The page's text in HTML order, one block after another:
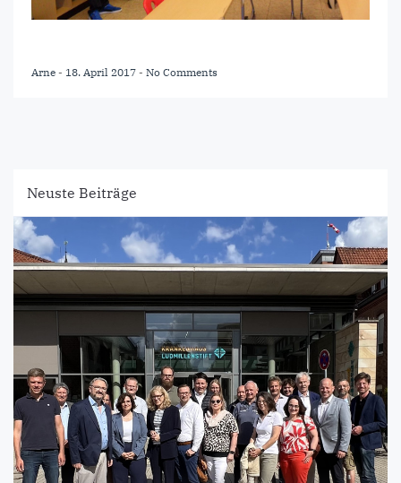
Arne - 18. April 2017 - No Comments
Neuste Beiträge